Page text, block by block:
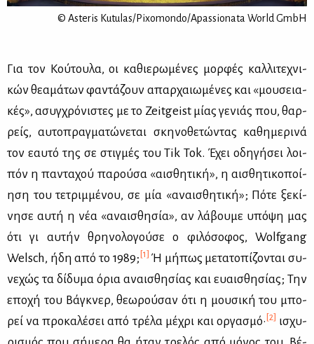
© Asteris Kutulas/Pixomondo/Apassionata World GmbH
Για τον Κού­του­λα, οι κα­θιε­ρω­μέ­νες μορ­φές καλ­λι­τε­χνι­
κών θε­α­μά­των φα­ντά­ζουν απαρ­χαιω­μέ­νες και «μου­σεια­
κές», ασυγ­χρό­νι­στες με το Zeitgeist μί­ας γε­νιάς που, θαρ­
ρείς, αυ­το­πραγ­μα­τώ­νε­ται σκη­νο­θε­τώ­ντας κα­θη­με­ρι­νά
τον εαυ­τό της σε στιγ­μές του Tik Tok. Έχει οδη­γή­σει λοι­
πόν η πα­ντα­χού πα­ρού­σα «αι­σθη­τι­κή», η αι­σθη­τι­κο­ποί­
η­ση του τε­τριμ­μέ­νου, σε μία «αναι­σθη­τι­κή»; Πό­τε ξε­κί­
νη­σε αυ­τή η νέα «αναι­σθη­σία», αν λά­βου­με υπό­ψη μας
ότι γι αυ­τήν θρη­νο­λο­γού­σε ο φι­λό­σο­φος, Wolfgang
Welsch, ήδη από το 1989;[1] Ή μή­πως με­τα­το­πί­ζο­νται συ­
νε­χώς τα δί­δυ­μα όρια αναι­σθη­σί­ας και ευαι­σθη­σί­ας; Την
επο­χή του Βά­γκνερ, θε­ω­ρού­σαν ότι η μου­σι­κή του μπο­
ρεί να προ­κα­λέ­σει από τρέ­λα μέ­χρι και ορ­γα­σμό·[2] ισχυ­